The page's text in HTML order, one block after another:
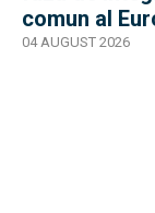
comun al
04 AUGUST 2026